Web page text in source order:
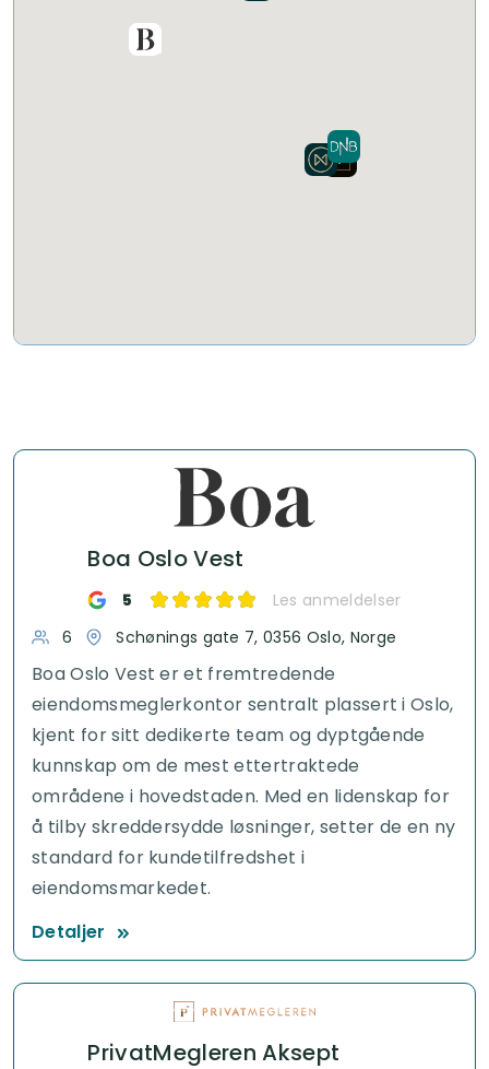
Boa Oslo Vest
5 Les anmeldelser
Boa Oslo Vest er et fremtredende
eiendomsmeglerkontor sentralt plassert i Oslo,
kjent for sitt dedikerte team og dyptgående
kunnskap om de mest ettertraktede
områdene i hovedstaden. Med en lidenskap for
å tilby skreddersydde løsninger, setter de en ny
standard for kundetilfredshet i
eiendomsmarkedet.
6 Schønings gate 7, 0356 Oslo, Norge
Detaljer
PrivatMegleren Aksept